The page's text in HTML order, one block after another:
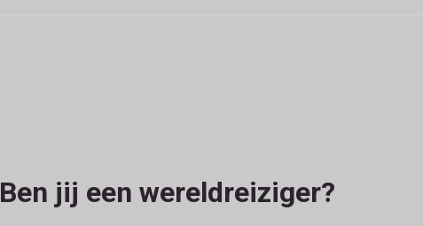
Ben jij een wereldreiziger?